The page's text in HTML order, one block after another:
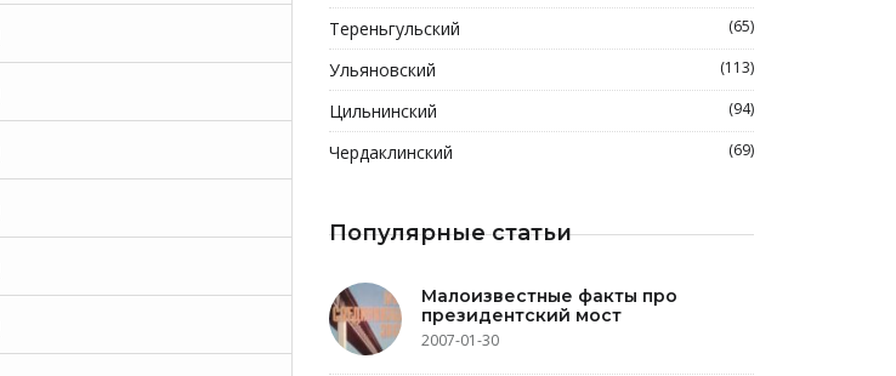
Тереньгульский (65)
Ульяновский (113)
Цильнинский (94)
Чердаклинский (69)
Популярные статьи
Малоизвестные факты про
президентский мост
2007-01-30